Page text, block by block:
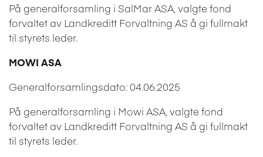
På generalforsamling i SalMar ASA, valgte fond
forvaltet av Landkreditt Forvaltning AS å gi fullmakt
til styrets leder.
MOWI ASA
Generalforsamlingsdato: 04.06.2025
På generalforsamling i Mowi ASA, valgte fond
forvaltet av Landkreditt Forvaltning AS å gi fullmakt
til styrets leder.